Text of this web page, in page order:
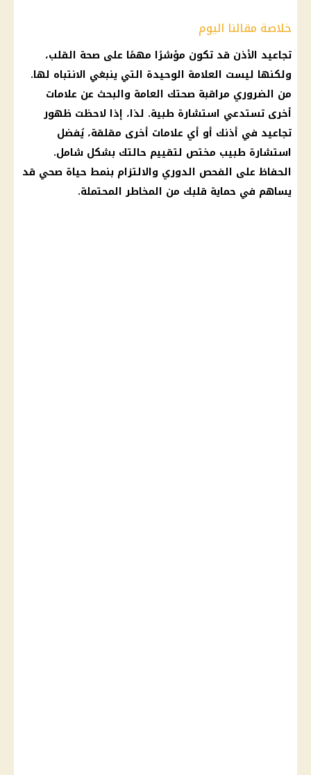
خلاصة مقالنا اليوم
تجاعيد الأذن قد تكون مؤشرًا مهمًا على صحة القلب،
ولكنها ليست العلامة الوحيدة التي ينبغي الانتباه لها.
من الضروري مراقبة صحتك العامة والبحث عن علامات
أخرى تستدعي استشارة طبية. لذا، إذا لاحظت ظهور
تجاعيد في أذنك أو أي علامات أخرى مقلقة، يُفضل
استشارة طبيب مختص لتقييم حالتك بشكل شامل.
الحفاظ على الفحص الدوري والالتزام بنمط حياة صحي قد
يساهم في حماية قلبك من المخاطر المحتملة.